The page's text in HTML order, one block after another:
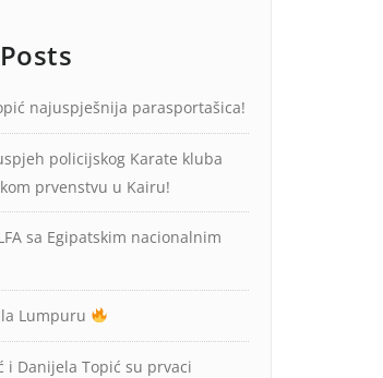
najuspješnija parasportašica!
policijskog Karate kluba
prvenstvu u Kairu!
sa Egipatskim nacionalnim
Lumpuru
i Danijela Topić su prvaci